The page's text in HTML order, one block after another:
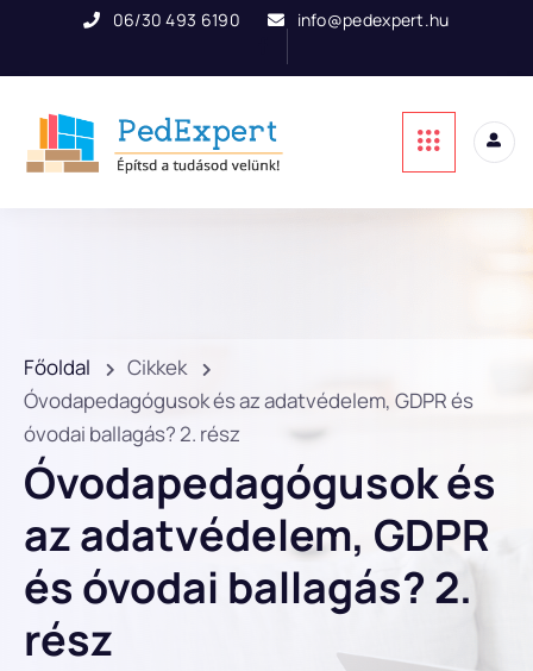
06/30 493 6190 info@pedexpert.hu
Főoldal
Cikkek
Óvodapedagógusok és az adatvédelem, GDPR és
óvodai ballagás? 2. rész
Óvodapedagógusok és
az adatvédelem, GDPR
és óvodai ballagás? 2.
rész